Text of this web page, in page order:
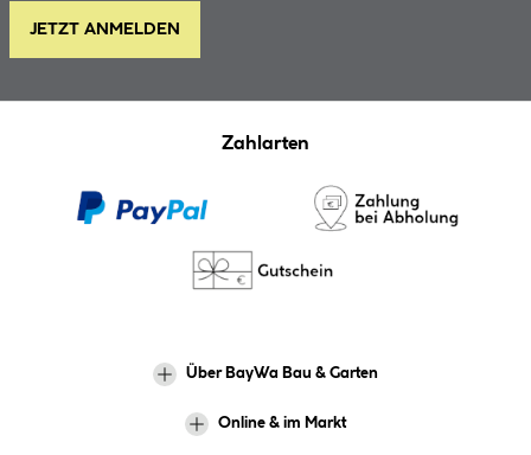
JETZT ANMELDEN
Zahlarten
Über BayWa Bau & Garten
Online & im Markt